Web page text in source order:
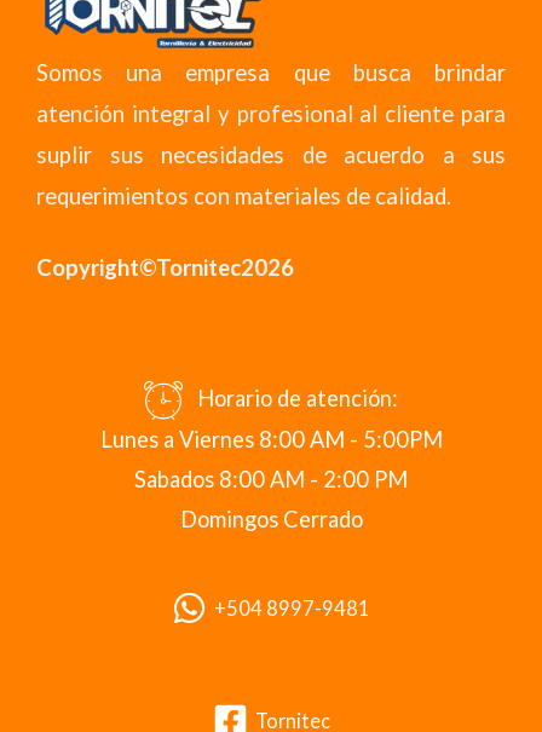
Somos una empresa que busca brindar
atención integral y profesional al cliente para
suplir sus necesidades de acuerdo a sus
requerimientos con materiales de calidad.
Copyright©Tornitec2026
Horario de atención:
Lunes a Viernes 8:00 AM - 5:00PM
Sabados 8:00 AM - 2:00 PM
Domingos Cerrado
+504 8997-9481
Tornitec